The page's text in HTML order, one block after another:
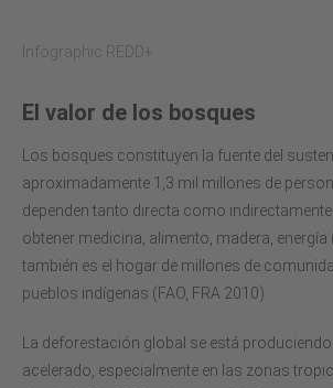
Infographic REDD+
El valor de los bosques
Los bosques constituyen la fuente del
aproximadamente 1,3 mil millones de
dependen tanto directa como
obtener medicina, alimento, madera, energía
también es el hogar de millones de
pueblos indígenas (FAO, FRA 2010).
La deforestación global se está
acelerado, especialmente en las zonas